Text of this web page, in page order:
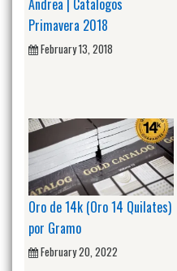
Andrea | Catalogos
Primavera 2018
February 13, 2018
Oro de 14k (Oro 14 Quilates)
por Gramo
February 20, 2022